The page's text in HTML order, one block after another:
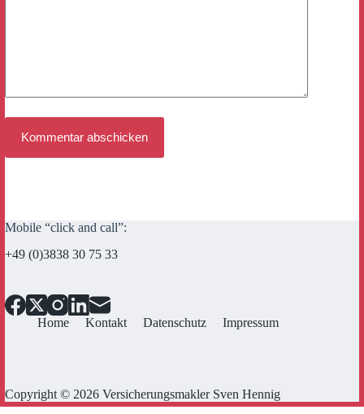
Kommentar abschicken
Mobile “click and call”:
+49 (0)3838 30 75 33
Home Kontakt Datenschutz Impressum
Copyright © 2026 Versicherungsmakler Sven Hennig
Cookie Consent mit Real Cookie Banner